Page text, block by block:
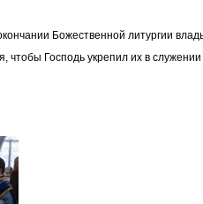
Божественной литургии
Господь укрепил их в